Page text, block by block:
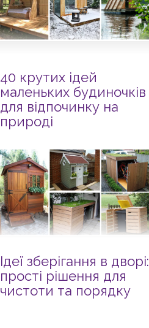
40 крутих ідей
маленьких будиночків
для відпочинку на
природі
Ідеї зберігання в дворі:
прості рішення для
чистоти та порядку